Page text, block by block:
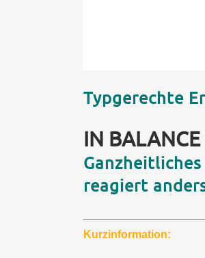
Typgerechte
IN
reagiert
Kurzinformation: